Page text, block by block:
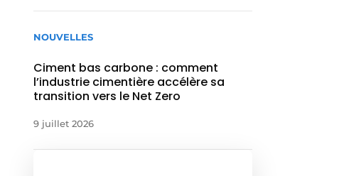
NOUVELLES
Ciment bas carbone : comment
l’industrie cimentière accélère sa
transition vers le Net Zero
9 juillet 2026